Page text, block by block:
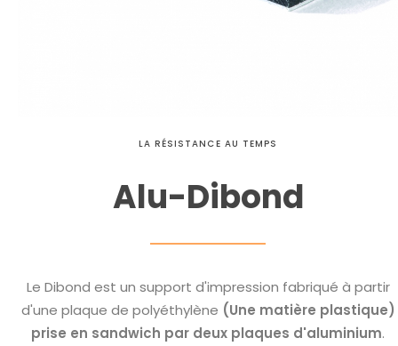
LA RÉSISTANCE AU TEMPS
Alu-Dibond
Le Dibond est un support d'impression fabriqué à partir
d'une plaque de polyéthylène (Une matière plastique)
prise en sandwich par deux plaques d'aluminium.